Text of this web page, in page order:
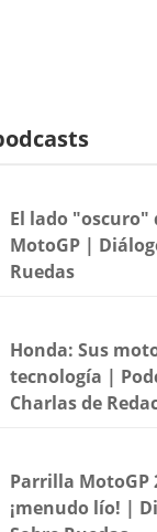
El lado "oscuro"
MotoGP |
Ruedas
Honda: Sus
tecnología |
Charlas de
Parrilla MotoGP
¡menudo lío! |